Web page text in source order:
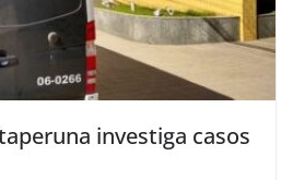
investiga casos